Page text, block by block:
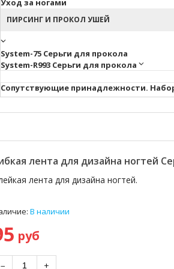
Уход за ногами
ПИРСИНГ И ПРОКОЛ УШЕЙ
System-75 Серьги для прокола
System-R993 Серьги для прокола
Cопутствующие принадлежности.
лента для дизайна ногтей
лента для дизайна ногтей.
В наличии
руб
− +